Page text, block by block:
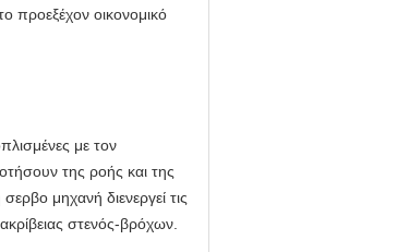
προεξέχον οικονομικό
με τον
της ροής και της
μηχανή διενεργεί τις
στενός-βρόχων.